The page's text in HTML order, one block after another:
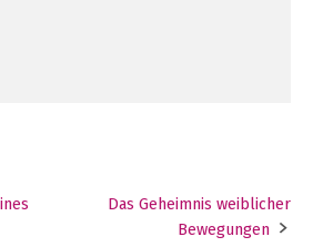
Das Geheimnis weiblicher
Bewegungen